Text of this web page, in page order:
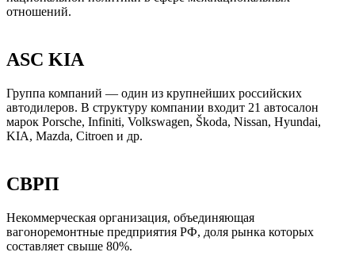
отношений.
ASC KIA
Группа компаний — один из крупнейших российских
автодилеров. В структуру компании входит 21 автосалон
марок Porsche, Infiniti, Volkswagen, Škoda, Nissan, Hyundai,
KIA, Mazda, Citroen и др.
СВРП
Некоммерческая организация, объединяющая
вагоноремонтные предприятия РФ, доля рынка которых
составляет свыше 80%.